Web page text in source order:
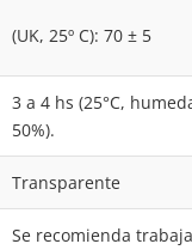
(UK, 25º C): 70 ± 5
3 a 4 hs (25°C,
50%).
Transparente
Se recomienda